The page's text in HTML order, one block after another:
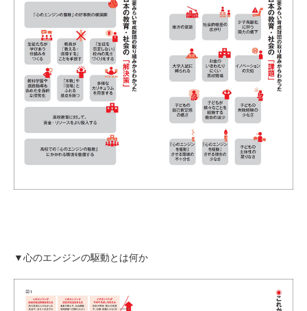
▼心のエンジンの駆動とは何か